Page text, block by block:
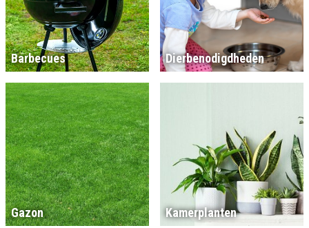
Barbecues Dierbenodigdheden
Gazon Kamerplanten